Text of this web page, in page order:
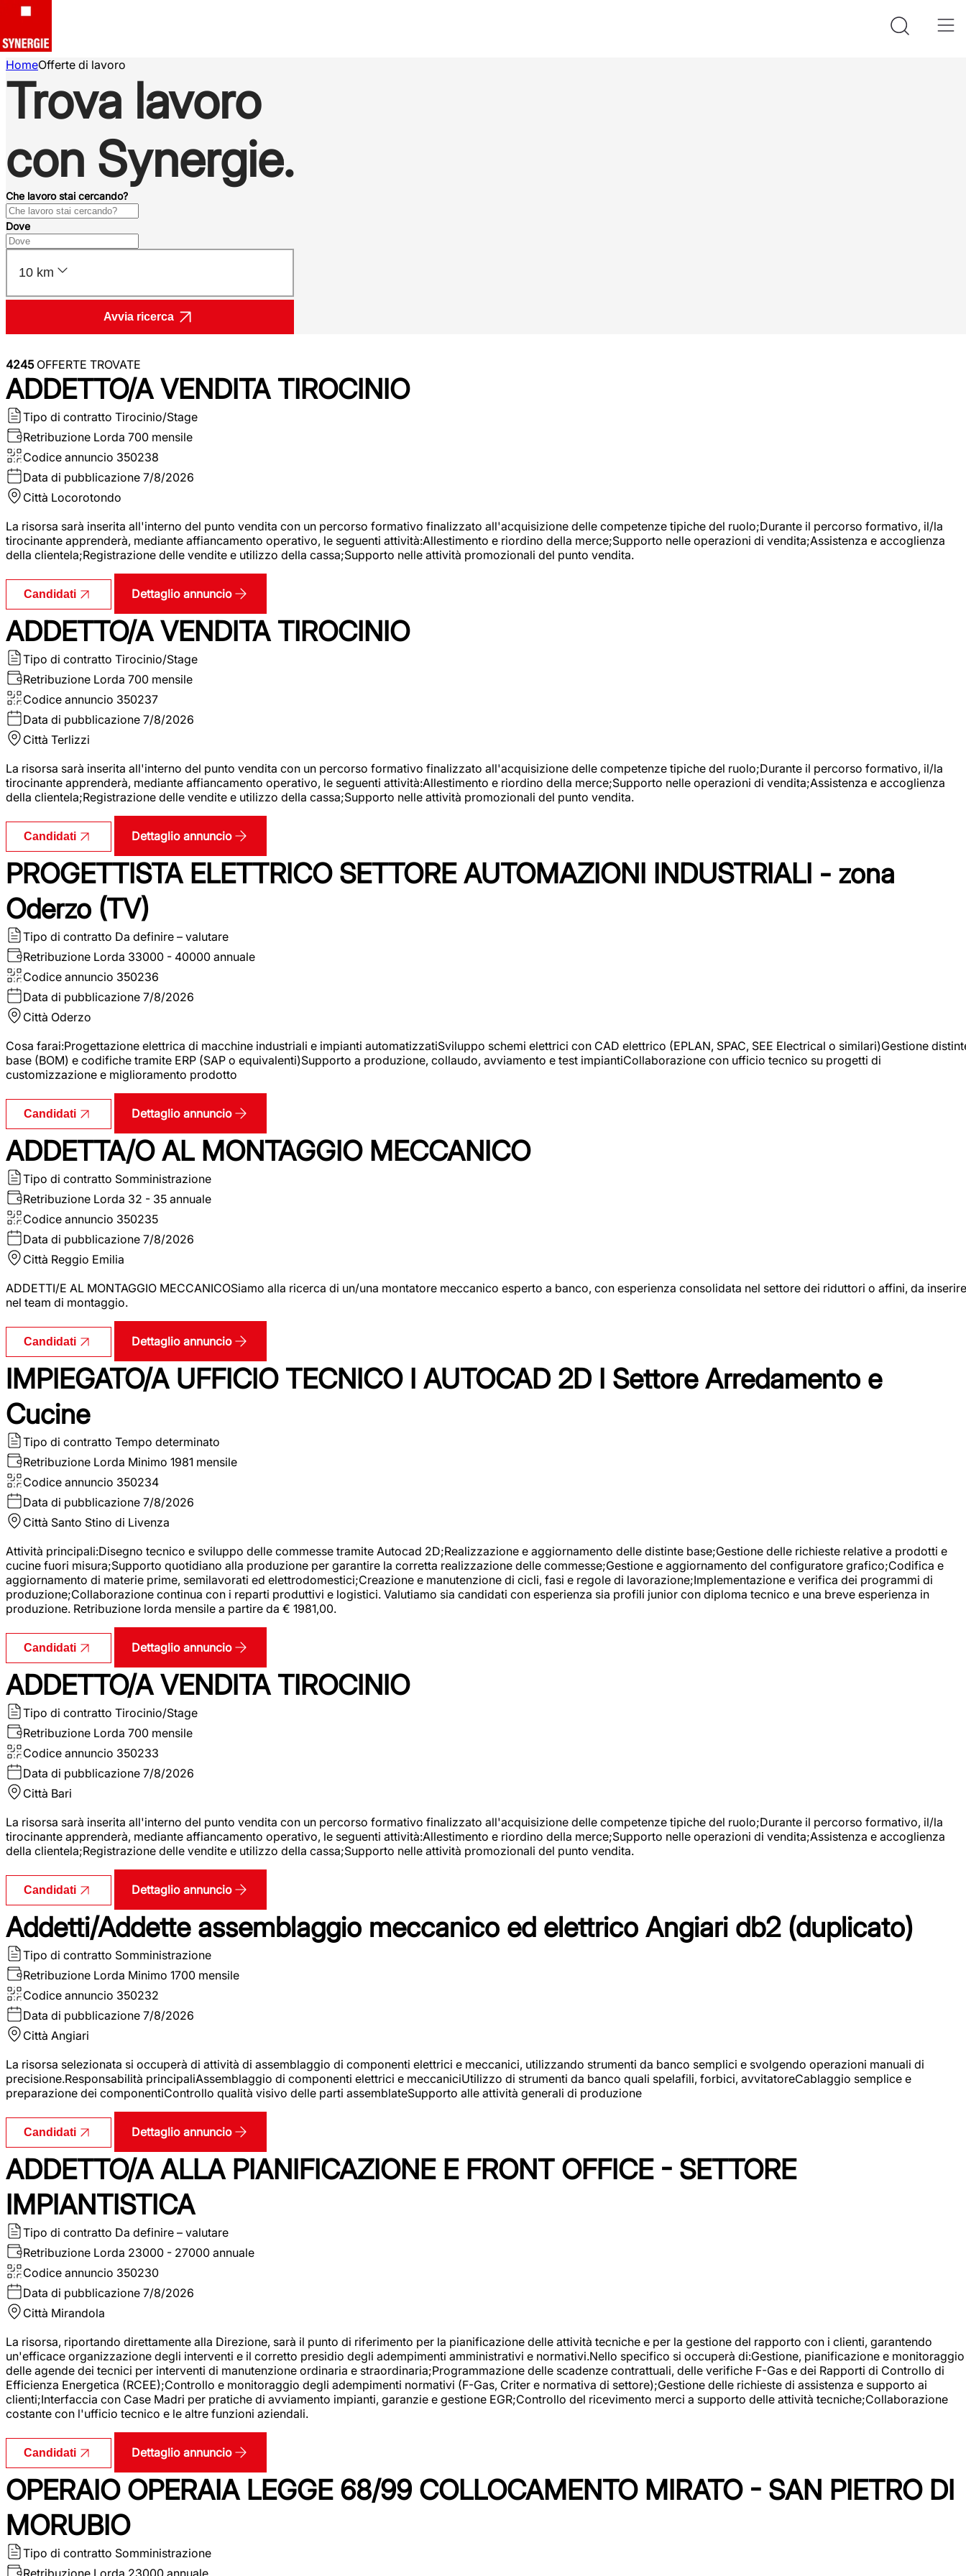
HomeOfferte di lavoro
Trova lavoro
con Synergie.
Che lavoro stai cercando?
Dove
10 km
Avvia ricerca
4245OFFERTE TROVATE
ADDETTO/A VENDITA TIROCINIO
Tipo di contratto Tirocinio/Stage
Retribuzione Lorda 700 mensile
Codice annuncio 350238
Data di pubblicazione 7/8/2026
Città Locorotondo
La risorsa sarà inserita all'interno del punto vendita con un percorso formativo finalizzato all'acquisizione delle competenze tipiche del ruolo;Durante il percorso formativo, il/la
tirocinante apprenderà, mediante affiancamento operativo, le seguenti attività:Allestimento e riordino della merce;Supporto nelle operazioni di vendita;Assistenza e accoglienza
della clientela;Registrazione delle vendite e utilizzo della cassa;Supporto nelle attività promozionali del punto vendita.
Candidati Dettaglio annuncio
ADDETTO/A VENDITA TIROCINIO
Tipo di contratto Tirocinio/Stage
Retribuzione Lorda 700 mensile
Codice annuncio 350237
Data di pubblicazione 7/8/2026
Città Terlizzi
La risorsa sarà inserita all'interno del punto vendita con un percorso formativo finalizzato all'acquisizione delle competenze tipiche del ruolo;Durante il percorso formativo, il/la
tirocinante apprenderà, mediante affiancamento operativo, le seguenti attività:Allestimento e riordino della merce;Supporto nelle operazioni di vendita;Assistenza e accoglienza
della clientela;Registrazione delle vendite e utilizzo della cassa;Supporto nelle attività promozionali del punto vendita.
Candidati Dettaglio annuncio
PROGETTISTA ELETTRICO SETTORE AUTOMAZIONI INDUSTRIALI - zona
Oderzo (TV)
Tipo di contratto Da definire – valutare
Retribuzione Lorda 33000 - 40000 annuale
Codice annuncio 350236
Data di pubblicazione 7/8/2026
Città Oderzo
Cosa farai:Progettazione elettrica di macchine industriali e impianti automatizzatiSviluppo schemi elettrici con CAD elettrico (EPLAN, SPAC, SEE Electrical o similari)Gestione
base (BOM) e codifiche tramite ERP (SAP o equivalenti)Supporto a produzione, collaudo, avviamento e test impiantiCollaborazione con ufficio tecnico su progetti di
customizzazione e miglioramento prodotto
Candidati Dettaglio annuncio
ADDETTA/O AL MONTAGGIO MECCANICO
Tipo di contratto Somministrazione
Retribuzione Lorda 32 - 35 annuale
Codice annuncio 350235
Data di pubblicazione 7/8/2026
Città Reggio Emilia
ADDETTI/E AL MONTAGGIO MECCANICOSiamo alla ricerca di un/una montatore meccanico esperto a banco, con esperienza consolidata nel settore dei riduttori o affini, da inserire
nel team di montaggio.
Candidati Dettaglio annuncio
IMPIEGATO/A UFFICIO TECNICO I AUTOCAD 2D I Settore Arredamento e
Cucine
Tipo di contratto Tempo determinato
Retribuzione Lorda Minimo 1981 mensile
Codice annuncio 350234
Data di pubblicazione 7/8/2026
Città Santo Stino di Livenza
Attività principali:Disegno tecnico e sviluppo delle commesse tramite Autocad 2D;Realizzazione e aggiornamento delle distinte base;Gestione delle richieste relative a prodotti e
cucine fuori misura;Supporto quotidiano alla produzione per garantire la corretta realizzazione delle commesse;Gestione e aggiornamento del configuratore grafico;Codifica e
aggiornamento di materie prime, semilavorati ed elettrodomestici;Creazione e manutenzione di cicli, fasi e regole di lavorazione;Implementazione e verifica dei programmi di
produzione;Collaborazione continua con i reparti produttivi e logistici. Valutiamo sia candidati con esperienza sia profili junior con diploma tecnico e una breve esperienza in
produzione. Retribuzione lorda mensile a partire da € 1981,00.
Candidati Dettaglio annuncio
ADDETTO/A VENDITA TIROCINIO
Tipo di contratto Tirocinio/Stage
Retribuzione Lorda 700 mensile
Codice annuncio 350233
Data di pubblicazione 7/8/2026
Città Bari
La risorsa sarà inserita all'interno del punto vendita con un percorso formativo finalizzato all'acquisizione delle competenze tipiche del ruolo;Durante il percorso formativo, il/la
tirocinante apprenderà, mediante affiancamento operativo, le seguenti attività:Allestimento e riordino della merce;Supporto nelle operazioni di vendita;Assistenza e accoglienza
della clientela;Registrazione delle vendite e utilizzo della cassa;Supporto nelle attività promozionali del punto vendita.
Candidati Dettaglio annuncio
Addetti/Addette assemblaggio meccanico ed elettrico Angiari db2 (duplicato)
Tipo di contratto Somministrazione
Retribuzione Lorda Minimo 1700 mensile
Codice annuncio 350232
Data di pubblicazione 7/8/2026
Città Angiari
La risorsa selezionata si occuperà di attività di assemblaggio di componenti elettrici e meccanici, utilizzando strumenti da banco semplici e svolgendo operazioni manuali di
precisione.Responsabilità principaliAssemblaggio di componenti elettrici e meccaniciUtilizzo di strumenti da banco quali spelafili, forbici, avvitatoreCablaggio semplice e
preparazione dei componentiControllo qualità visivo delle parti assemblateSupporto alle attività generali di produzione
Candidati Dettaglio annuncio
ADDETTO/A ALLA PIANIFICAZIONE E FRONT OFFICE - SETTORE
IMPIANTISTICA
Tipo di contratto Da definire – valutare
Retribuzione Lorda 23000 - 27000 annuale
Codice annuncio 350230
Data di pubblicazione 7/8/2026
Città Mirandola
La risorsa, riportando direttamente alla Direzione, sarà il punto di riferimento per la pianificazione delle attività tecniche e per la gestione del rapporto con i clienti, garantendo
un'efficace organizzazione degli interventi e il corretto presidio degli adempimenti amministrativi e normativi.Nello specifico si occuperà di:Gestione, pianificazione e monitoraggio
delle agende dei tecnici per interventi di manutenzione ordinaria e straordinaria;Programmazione delle scadenze contrattuali, delle verifiche F-Gas e dei Rapporti di Controllo di
Efficienza Energetica (RCEE);Controllo e monitoraggio degli adempimenti normativi (F-Gas, Criter e normativa di settore);Gestione delle richieste di assistenza e supporto ai
clienti;Interfaccia con Case Madri per pratiche di avviamento impianti, garanzie e gestione EGR;Controllo del ricevimento merci a supporto delle attività tecniche;Collaborazione
costante con l'ufficio tecnico e le altre funzioni aziendali.
Candidati Dettaglio annuncio
OPERAIO OPERAIA LEGGE 68/99 COLLOCAMENTO MIRATO - SAN PIETRO DI
MORUBIO
Tipo di contratto Somministrazione
Retribuzione Lorda 23000 annuale